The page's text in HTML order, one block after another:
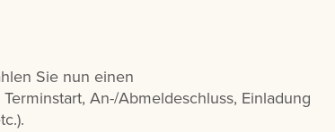
Sie nun einen
An-/Abmeldeschluss, Einladung